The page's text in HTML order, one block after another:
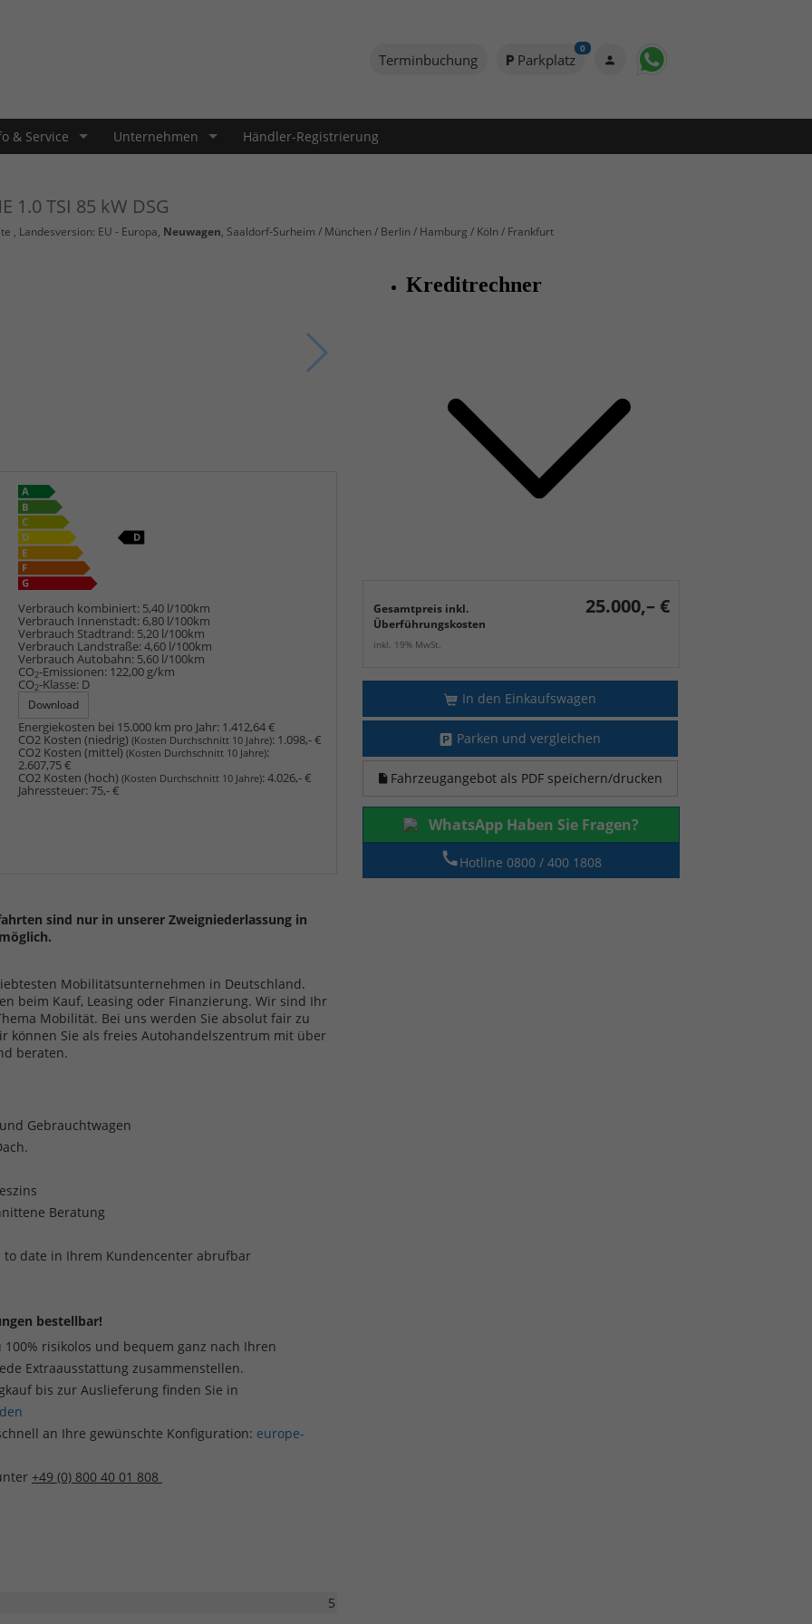
Terminbuchung Parkplatz
0
& Service Unternehmen Händler-Registrierung
1.0 TSI 85 kW DSG
, Landesversion: EU - Europa, Neuwagen, Saaldorf-Surheim / München / Berlin / Hamburg / Köln / Frankfurt
Gesamtpreis inkl.
Überführungskosten
25.000,– €
inkl. 19% MwSt.
In den Einkaufswagen
Parken und vergleichen
Fahrzeugangebot als PDF speichern/drucken
WhatsApp Haben Sie Fragen?
Hotline 0800 / 400 1808
Verbrauch kombiniert: 5,40 l/100km
Verbrauch Innenstadt: 6,80 l/100km
Verbrauch Stadtrand: 5,20 l/100km
Verbrauch Landstraße:4,60 l/100km
Verbrauch Autobahn: 5,60 l/100km
CO2-Emissionen: 122,00 g/km
CO2-Klasse: D
Download
Energiekosten bei 15.000 km pro Jahr: 1.412,64 €
CO2 Kosten (niedrig)(Kosten Durchschnitt 10 Jahre): 1.098,- €
CO2 Kosten (mittel)(Kosten Durchschnitt 10 Jahre):
2.607,75 €
CO2 Kosten (hoch)(Kosten Durchschnitt 10 Jahre):4.026,- €
Jahressteuer:75,- €
sind nur in unserer Zweigniederlassung in
Mobilitätsunternehmen in Deutschland.
beim Kauf, Leasing oder Finanzierung. Wir sind Ihr
Mobilität. Bei uns werden Sie absolut fair zu
können Sie als freies Autohandelszentrum mit über
beraten.
Gebrauchtwagen
Beratung
date in Ihrem Kundencenter abrufbar
bestellbar!
risikolos und bequem ganz nach Ihren
Extraausstattung zusammenstellen.
bis zur Auslieferung finden Sie in
an Ihre gewünschte Konfiguration: europe-
+49 (0) 800 40 01 808
5